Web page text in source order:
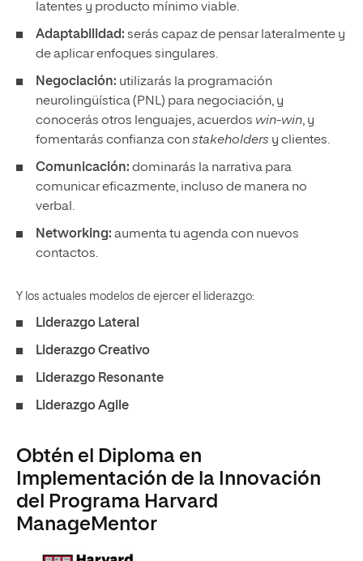
latentes y producto mínimo viable.
Adaptabilidad: serás capaz de pensar lateralmente y
de aplicar enfoques singulares.
Negociación: utilizarás la programación
neurolingüística (PNL) para negociación, y
conocerás otros lenguajes, acuerdos win-win, y
fomentarás confianza constakeholders y clientes.
Comunicación: dominarás la narrativa para
comunicar eficazmente, incluso de manera no
verbal.
Networking: aumenta tu agenda con nuevos
contactos.
Y los actuales modelos de ejercer el liderazgo:
Liderazgo Lateral
Liderazgo Creativo
Liderazgo Resonante
Liderazgo Agile
Obtén el Diploma en
Implementación de la Innovación
del Programa Harvard
ManageMentor